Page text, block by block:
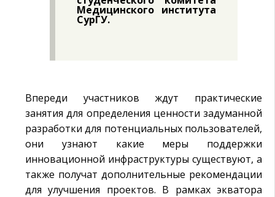
Медицинского института
СурГУ.
Впереди участников ждут практические
занятия для определения ценности задуманной
разработки для потенциальных пользователей,
они узнают какие меры поддержки
инновационной инфраструктуры существуют, а
также получат дополнительные рекомендации
для улучшения проектов. В рамках экватора